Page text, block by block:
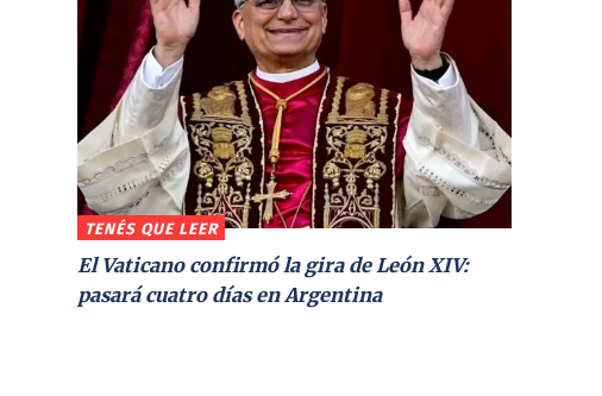
TENÉS QUE LEER
El Vaticano confirmó la gira de León XIV:
pasará cuatro días en Argentina